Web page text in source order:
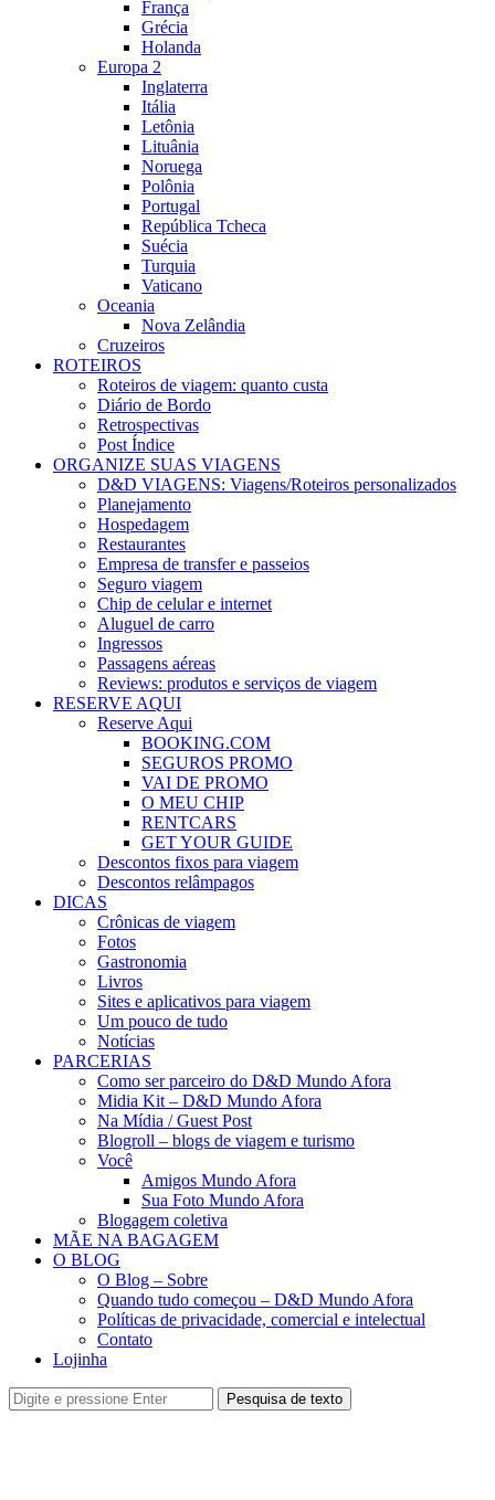
França
Grécia
Holanda
Europa 2
Inglaterra
Itália
Letônia
Lituânia
Noruega
Polônia
Portugal
República Tcheca
Suécia
Turquia
Vaticano
Oceania
Nova Zelândia
Cruzeiros
ROTEIROS
Roteiros de viagem: quanto custa
Diário de Bordo
Retrospectivas
Post Índice
ORGANIZE SUAS VIAGENS
D&D VIAGENS: Viagens/Roteiros personalizados
Planejamento
Hospedagem
Restaurantes
Empresa de transfer e passeios
Seguro viagem
Chip de celular e internet
Aluguel de carro
Ingressos
Passagens aéreas
Reviews: produtos e serviços de viagem
RESERVE AQUI
Reserve Aqui
BOOKING.COM
SEGUROS PROMO
VAI DE PROMO
O MEU CHIP
RENTCARS
GET YOUR GUIDE
Descontos fixos para viagem
Descontos relâmpagos
DICAS
Crônicas de viagem
Fotos
Gastronomia
Livros
Sites e aplicativos para viagem
Um pouco de tudo
Notícias
PARCERIAS
Como ser parceiro do D&D Mundo Afora
Midia Kit – D&D Mundo Afora
Na Mídia / Guest Post
Blogroll – blogs de viagem e turismo
Você
Amigos Mundo Afora
Sua Foto Mundo Afora
Blogagem coletiva
MÃE NA BAGAGEM
O BLOG
O Blog – Sobre
Quando tudo começou – D&D Mundo Afora
Políticas de privacidade, comercial e intelectual
Contato
Lojinha
Pesquisa de texto